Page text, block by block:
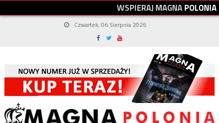
WSPIERAJMAGNAPOLONIA
Czwartek, 06 Sierpnia 2026